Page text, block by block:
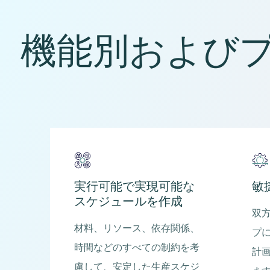
機能別および
実行可能で実現可能な
スケジュールを作成
材料、リソース、依存関係、
時間などのすべての制約を考
慮して、安定した生産スケジ
敏
双
プ
計